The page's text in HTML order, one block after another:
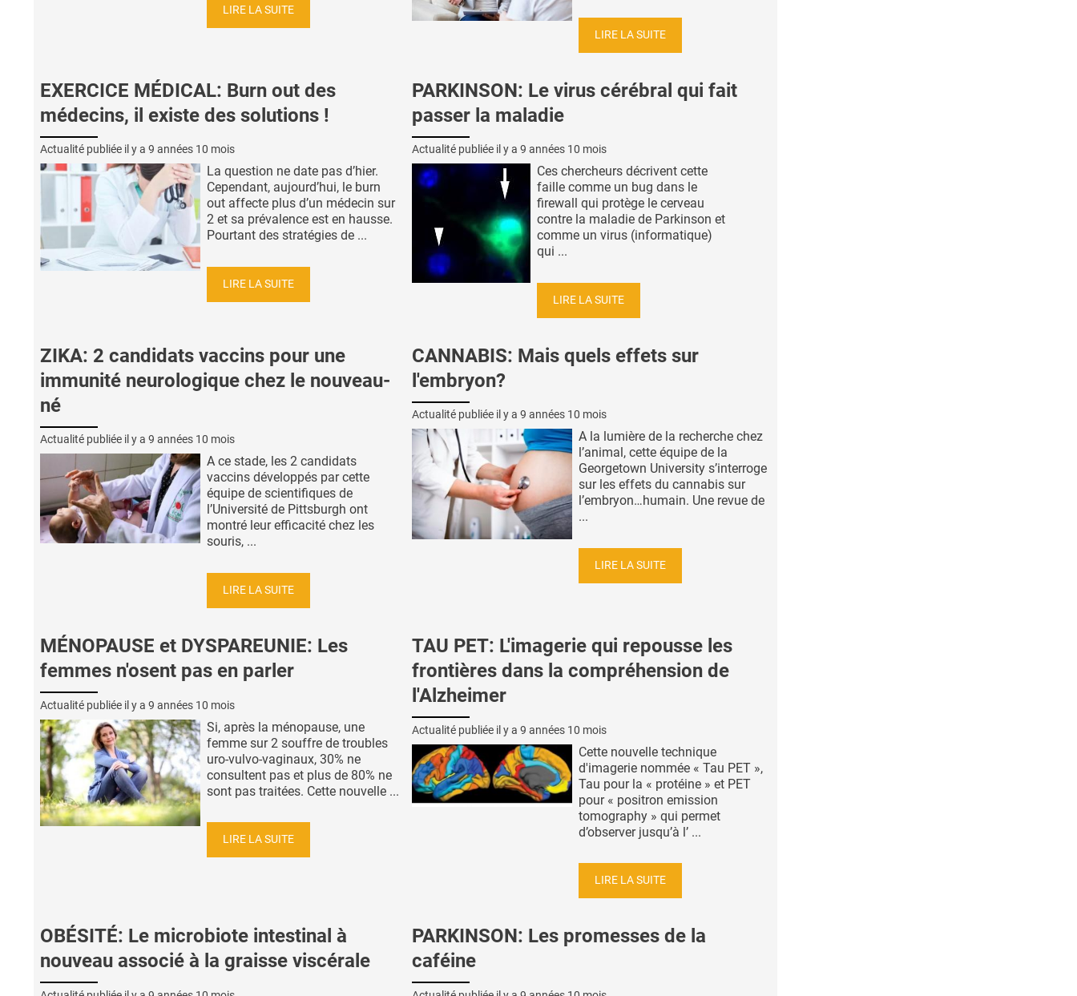
LIRE LA SUITE
LIRE LA SUITE
EXERCICE MÉDICAL: Burn out des
médecins, il existe des solutions !
Actualité publiée il y a 9 années 10 mois
La question ne date pas d’hier.
Cependant, aujourd’hui, le burn
out affecte plus d’un médecin sur
2 et sa prévalence est en hausse.
Pourtant des stratégies de ...
LIRE LA SUITE
PARKINSON: Le virus cérébral qui fait
passer la maladie
Actualité publiée il y a 9 années 10 mois
Ces chercheurs décrivent cette
faille comme un bug dans le
firewall qui protège le cerveau
contre la maladie de Parkinson et
comme un virus (informatique)
qui ...
LIRE LA SUITE
ZIKA: 2 candidats vaccins pour une
immunité neurologique chez le nouveau-
né
Actualité publiée il y a 9 années 10 mois
A ce stade, les 2 candidats
vaccins développés par cette
équipe de scientifiques de
l’Université de Pittsburgh ont
montré leur efficacité chez les
souris, ...
LIRE LA SUITE
CANNABIS: Mais quels effets sur
l'embryon?
Actualité publiée il y a 9 années 10 mois
A la lumière de la recherche chez
l’animal, cette équipe de la
Georgetown University s’interroge
sur les effets du cannabis sur
l’embryon…humain. Une revue de
...
LIRE LA SUITE
MÉNOPAUSE et DYSPAREUNIE: Les
femmes n'osent pas en parler
Actualité publiée il y a 9 années 10 mois
Si, après la ménopause, une
femme sur 2 souffre de troubles
uro-vulvo-vaginaux, 30% ne
consultent pas et plus de 80% ne
sont pas traitées. Cette nouvelle ...
LIRE LA SUITE
TAU PET: L'imagerie qui repousse les
frontières dans la compréhension de
l'Alzheimer
Actualité publiée il y a 9 années 10 mois
Cette nouvelle technique
d'imagerie nommée « Tau PET »,
Tau pour la « protéine » et PET
pour « positron emission
tomography » qui permet
d’observer jusqu’à l’ ...
LIRE LA SUITE
OBÉSITÉ: Le microbiote intestinal à
nouveau associé à la graisse viscérale
PARKINSON: Les promesses de la
caféine